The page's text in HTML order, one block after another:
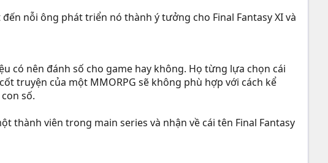
nỗi ông phát triển nó thành ý tưởng cho Final Fantasy XI và
có nên đánh số cho game hay không. Họ từng lựa chọn cái
truyện của một MMORPG sẽ không phù hợp với cách kể
số.
thành viên trong main series và nhận về cái tên Final Fantasy